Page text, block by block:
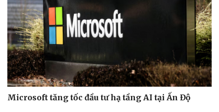
Microsoft tăng tốc đầu tư hạ tầng AI tại Ấn Độ